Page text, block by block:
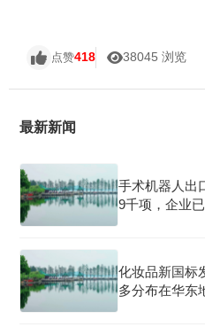
点赞418 38045 浏览
最新新闻
手术机器人出
9千项，企业
化妆品新国标
多分布在华东